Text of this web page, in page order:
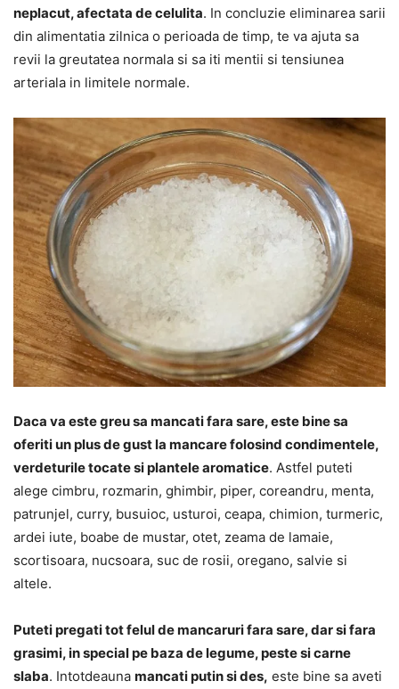
neplacut, afectata de celulita. In concluzie eliminarea sarii
din alimentatia zilnica o perioada de timp, te va ajuta sa
revii la greutatea normala si sa iti mentii si tensiunea
arteriala in limitele normale.
Daca va este greu sa mancati fara sare, este bine sa
oferiti un plus de gust la mancare folosind condimentele,
verdeturile tocate si plantele aromatice. Astfel puteti
alege cimbru, rozmarin, ghimbir, piper, coreandru, menta,
patrunjel, curry, busuioc, usturoi, ceapa, chimion, turmeric,
ardei iute, boabe de mustar, otet, zeama de lamaie,
scortisoara, nucsoara, suc de rosii, oregano, salvie si
altele.
Puteti pregati tot felul de mancaruri fara sare, dar si fara
grasimi, in special pe baza de legume, peste si carne
slaba. Intotdeauna mancati putin si des, este bine sa aveti